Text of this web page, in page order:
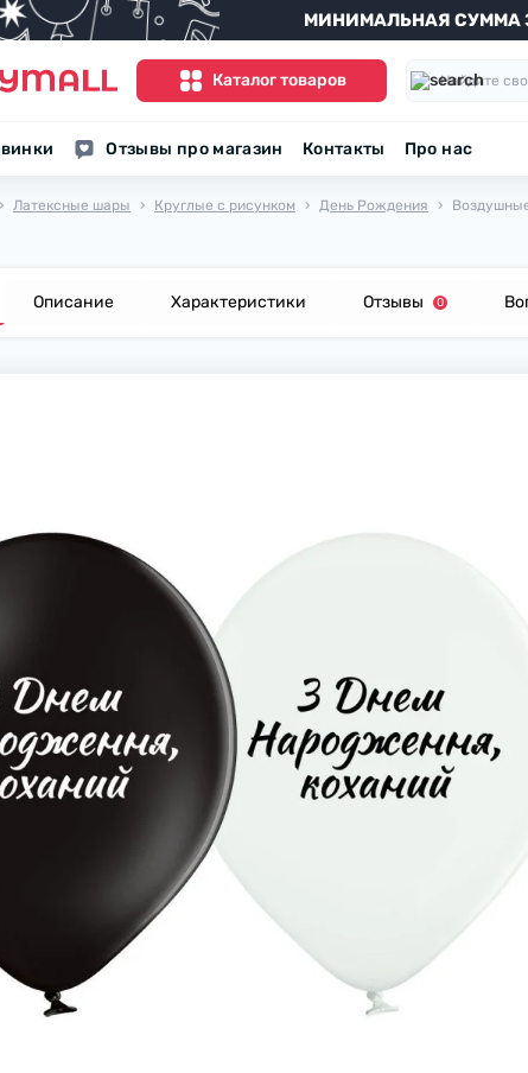
МИНИМАЛЬНАЯ СУММА
Каталог товаров
Отзывы про магазин Контакты Про нас
Латексные шары Круглые с рисунком День Рождения
Описание Характеристики Отзывы 0